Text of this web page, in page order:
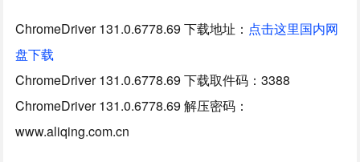
ChromeDriver 131.0.6778.69 下载地址： 点击这里国内网
盘下载
ChromeDriver 131.0.6778.69 下载取件码：3388
ChromeDriver 131.0.6778.69 解压密码：
www.aliqing.com.cn